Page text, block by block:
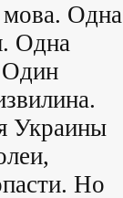
Одна
Одна
Один
Украины
Но